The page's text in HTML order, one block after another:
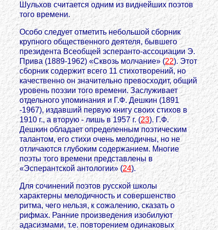
Шульхов считается одним из виднейших поэтов
того времени.
Особо следует отметить небольшой сборник
крупного общественного деятеля, бывшего
президента Всеобщей эсперанто-ассоциации Э.
Прива (1889-1962) «Сквозь молчание» (22). Этот
сборник содержит всего 11 стихотворений, но
качественно он значительно превосходит, общий
уровень поэзии того времени. Заслуживает
отдельного упоминания и Г.Ф. Дешкин (1891
-1967), издавший первую книгу своих стихов в
1910 г., а вторую - лишь в 1957 г. (23). Г.Ф.
Дешкин обладает определенным поэтическим
талантом, его стихи очень мелодичны, но не
отличаются глубоким содержанием. Многие
поэты того времени представлены в
«Эсперантской антологии» (24).
Для сочинений поэтов русской школы
характерны мелодичность и совершенство
ритма, чего нельзя, к сожалению, сказать о
рифмах. Ранние произведения изобилуют
адасизмами, т.е. повторением одинаковых